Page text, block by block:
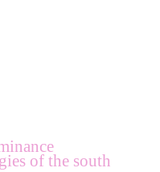
of the south